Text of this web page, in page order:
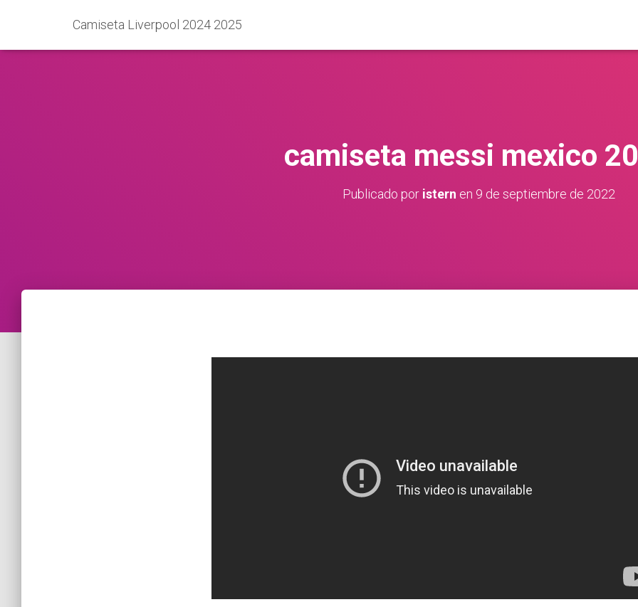
Camiseta Liverpool 2024 2025
camiseta messi mexico
Publicado por istern en 9 de septiembre de 2022